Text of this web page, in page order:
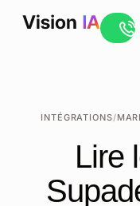
INTÉGRATIONS/
Lire